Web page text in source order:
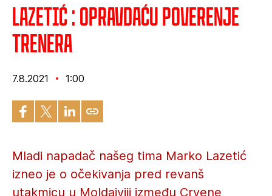
Lazetić : Opravdaću poverenje
trenera
7.8.2021 1:00
Mladi napadač našeg tima Marko Lazetić
izneo je o očekivanja pred revanš
utakmicu u Moldaiviji između Crvene